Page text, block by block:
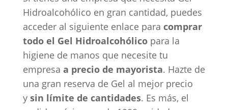
Hidroalcohólico en gran cantidad, puedes
acceder al siguiente enlace para comprar
todo el Gel Hidroalcohólicopara la
higiene de manos que necesite tu
empresa a precio de mayorista. Hazte de
una gran reserva de Gel al mejor precio
y sin límite de cantidades. Es más, el